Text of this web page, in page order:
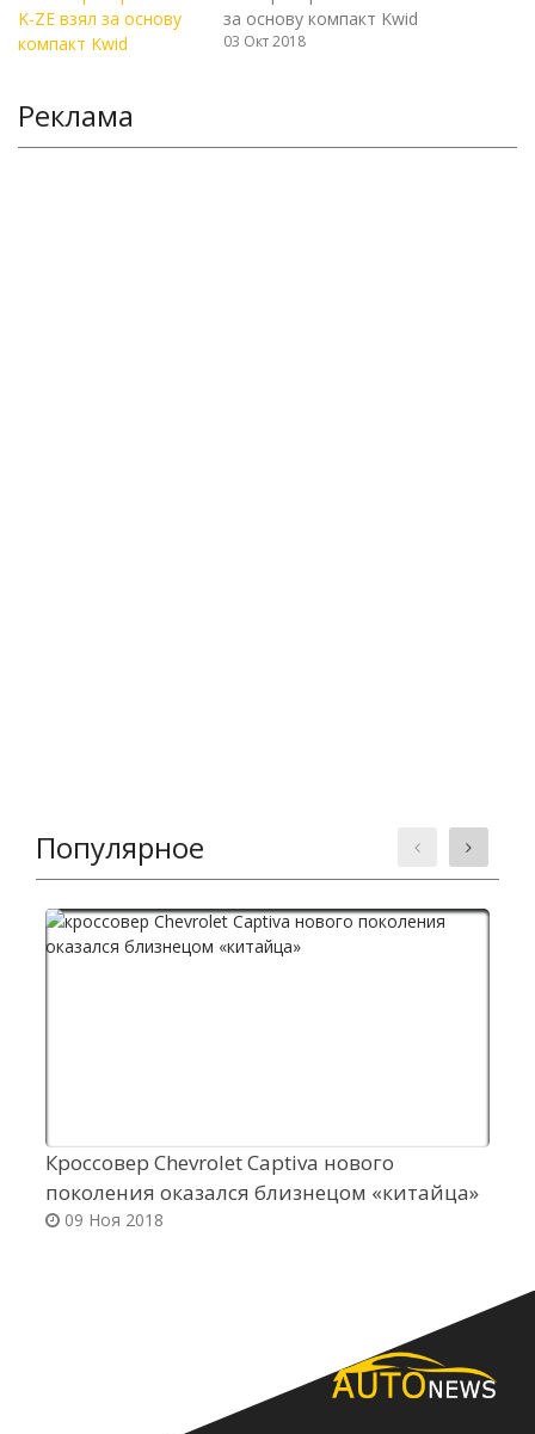
за основу компакт Kwid
03 Окт 2018
Реклама
Популярное
Кроссовер Chevrolet Captiva нового
поколения оказался близнецом «китайца»
09 Ноя 2018